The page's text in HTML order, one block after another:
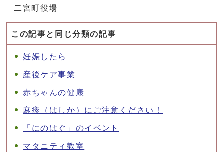
二宮町役場
この記事と同じ分類の記事
妊娠したら
産後ケア事業
赤ちゃんの健康
麻疹（はしか）にご注意ください！
「にのはぐ」のイベント
マタニティ教室